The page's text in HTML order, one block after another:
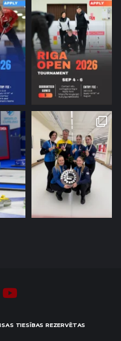
TIESĪBAS REZERVĒTAS